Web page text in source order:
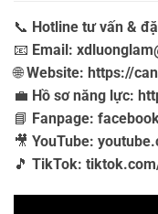
📞 Hotline tư vấn &
📧 Email:
🌐Website: https://
💼 Hồ sơ năng lực:
📘 Fanpage:
🎥 YouTube:
🎵 TikTok: